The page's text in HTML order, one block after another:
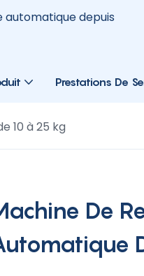
depuis
Prestations De
10 à 25 kg
De